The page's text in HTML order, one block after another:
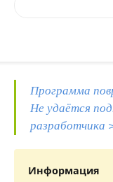
Программа
Не удаётся
разработчика
Информация